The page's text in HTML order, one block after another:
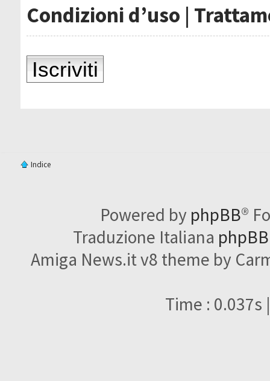
Condizioni d’uso |
Iscriviti
Indice
Powered by phpBB®
Traduzione Italiana
Amiga News.it v8 theme by
Time : 0.037s